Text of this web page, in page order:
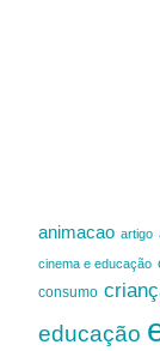
animacao artigo
cinema e educação
consumo
educação